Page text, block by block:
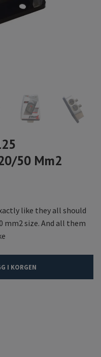
50 Mm2
like they all should
mm2 size. And all them
I KORGEN